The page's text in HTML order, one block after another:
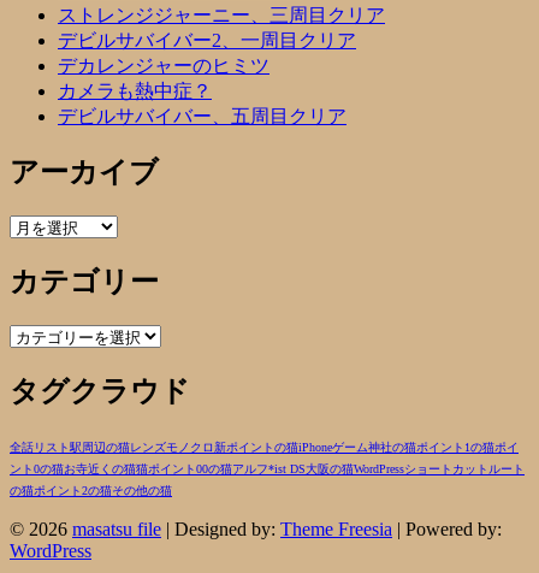
ストレンジジャーニー、三周目クリア
デビルサバイバー2、一周目クリア
デカレンジャーのヒミツ
カメラも熱中症？
デビルサバイバー、五周目クリア
アーカイブ
ア
カ
イ
ブ
カテゴリー
カ
ゴ
リ
タグクラウド
全話リスト駅周辺の猫レンズモノクロ新ポイントの猫iPhoneゲーム神社の猫ポイント1の猫ポイ
ント0の猫お寺近くの猫猫ポイント00の猫アルフ*ist DS大阪の猫WordPressショートカットルート
の猫ポイント2の猫その他の猫
© 2026 masatsu file | Designed by: Theme Freesia | Powered by:
WordPress